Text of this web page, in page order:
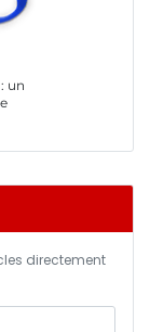
un
directement